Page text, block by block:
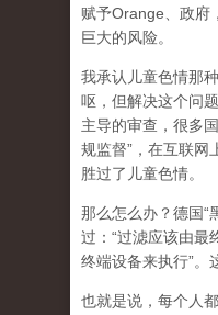
赋予Orange、政府
巨大的风险。
我承认儿童色情那
呕，但解决这个问
主导的审查，很多
规监督”，在互联网
胜过了儿童色情。
那么怎么办？德国“
过：“过滤应该由最
终端设备来执行”。
也就是说，每个人